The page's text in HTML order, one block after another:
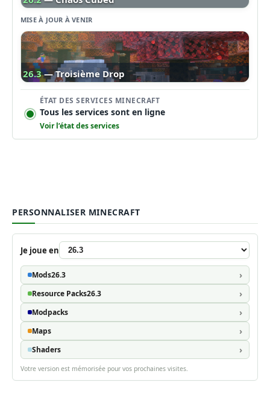
MISE À JOUR À VENIR
26.3 — Troisième Drop
ÉTAT DES SERVICES MINECRAFT
Tous les services sont en ligne
Voir l’état des services
PERSONNALISER MINECRAFT
Je joue en
Mods26.3
Resource Packs26.3
Modpacks
Maps
Shaders
Votre version est mémorisée pour vos prochaines visites.